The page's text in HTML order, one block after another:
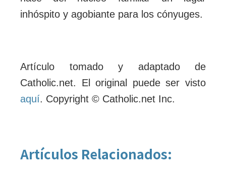
inhóspito y agobiante para los cónyuges.
Artículo tomado y adaptado de
Catholic.net. El original puede ser visto
aquí. Copyright © Catholic.net Inc.
Artículos Relacionados: